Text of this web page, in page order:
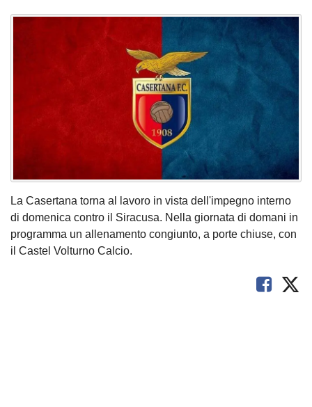
La Casertana torna al lavoro in vista dell'impegno interno
di domenica contro il Siracusa. Nella giornata di domani in
programma un allenamento congiunto, a porte chiuse, con
il Castel Volturno Calcio.